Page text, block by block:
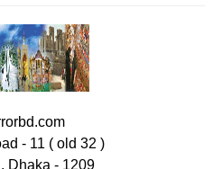
- 11 ( old 32 )
Dhaka - 1209